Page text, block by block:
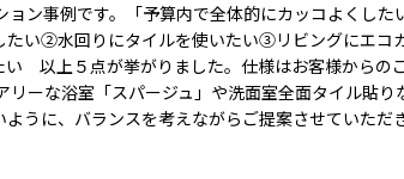
ン事例です。「予算内で全体的にカッコよくし
い②水回りにタイルを使いたい③リビングにエ
以上５点が挙がりました。仕様はお客様からの
ーな浴室「スパージュ」や洗面室全面タイル貼
うに、バランスを考えながらご提案させていただ